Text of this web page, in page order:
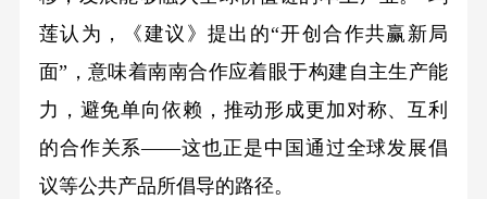
莲认为，《建议》提出的“开创合作共赢新局
面”，意味着南南合作应着眼于构建自主生产能
力，避免单向依赖，推动形成更加对称、互利
的合作关系——这也正是中国通过全球发展倡
议等公共产品所倡导的路径。